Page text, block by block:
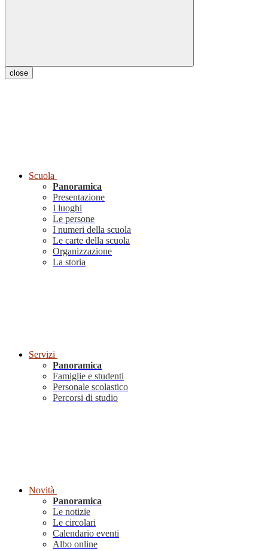
close
Scuola
Panoramica
Presentazione
I luoghi
Le persone
I numeri della scuola
Le carte della scuola
Organizzazione
La storia
Servizi
Panoramica
Famiglie e studenti
Personale scolastico
Percorsi di studio
Novità
Panoramica
Le notizie
Le circolari
Calendario eventi
Albo online